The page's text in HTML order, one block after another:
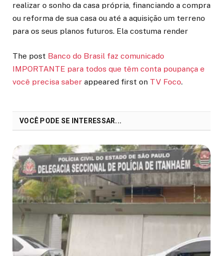
realizar o sonho da casa própria, financiando a compra
ou reforma de sua casa ou até a aquisição um terreno
para os seus planos futuros. Ela costuma render
The post Banco do Brasil faz comunicado
IMPORTANTE para todos que têm conta poupança e
você precisa saber appeared first on TV Foco.
VOCÊ PODE SE INTERESSAR...